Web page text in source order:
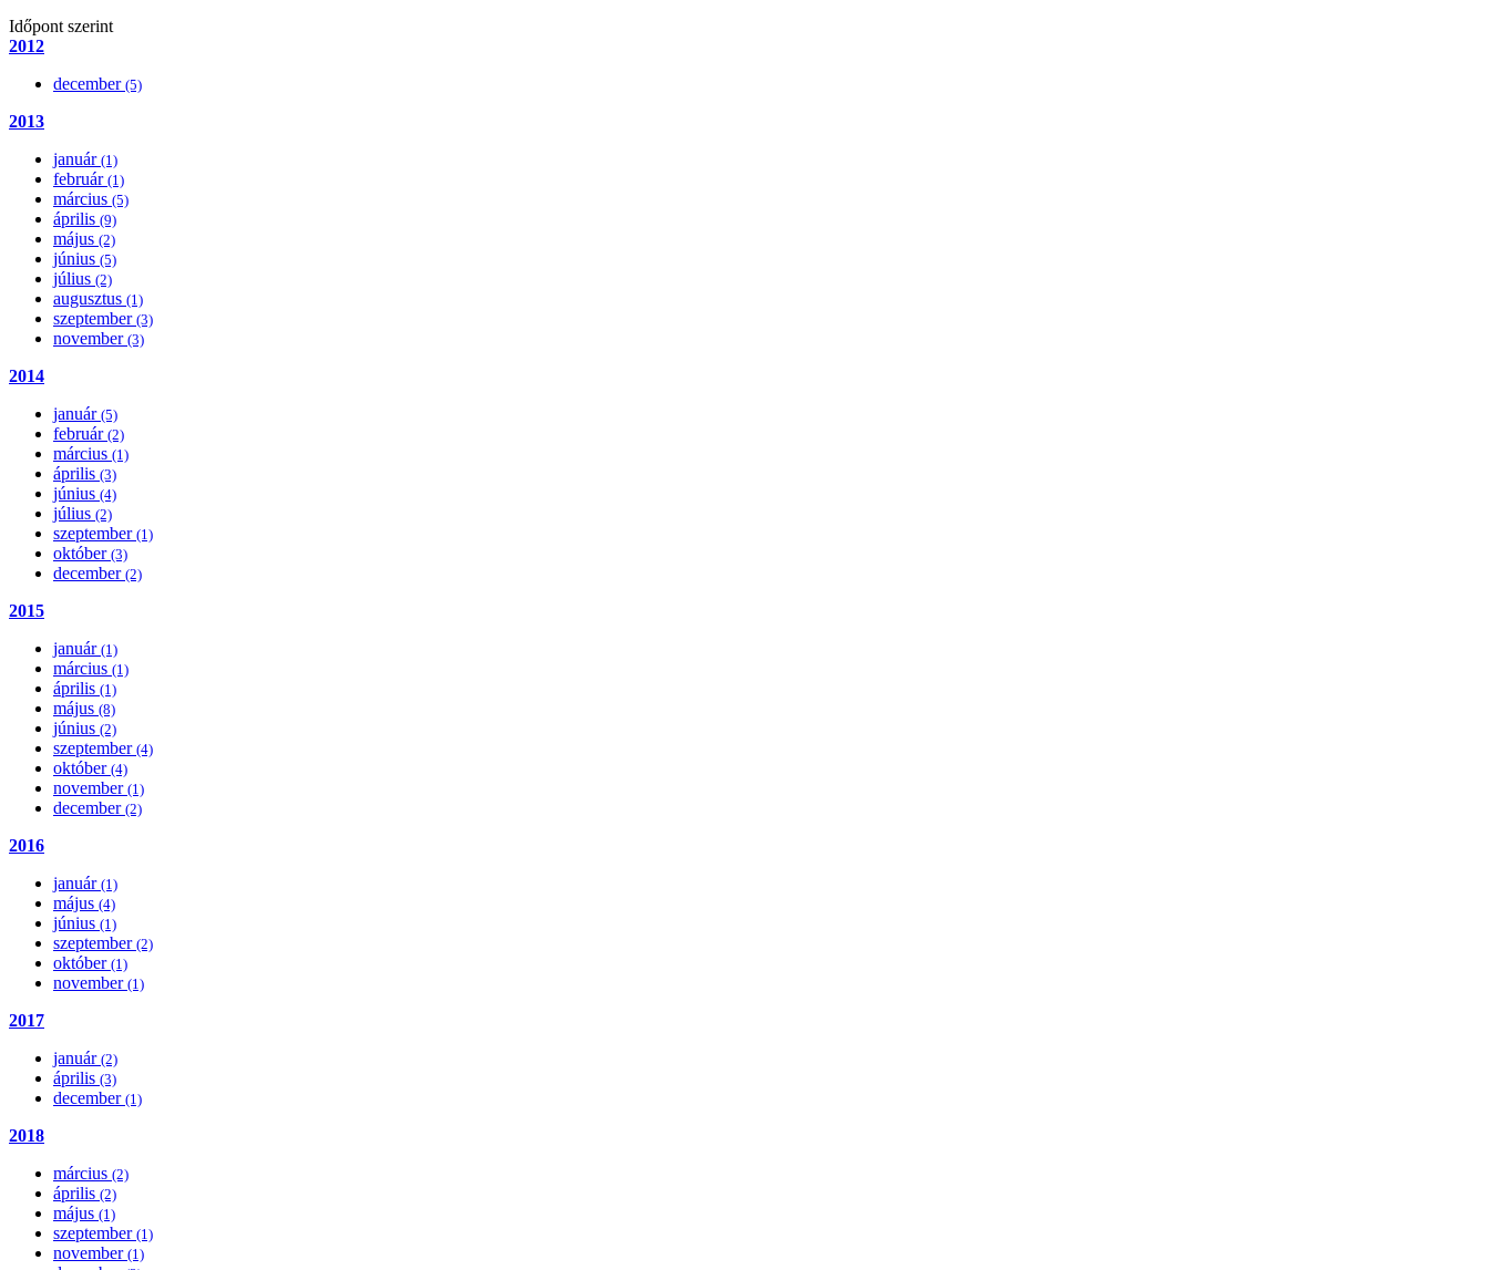
Időpont szerint
2012
december (5)
2013
január (1)
február (1)
március (5)
április (9)
május (2)
június (5)
július (2)
augusztus (1)
szeptember (3)
november (3)
2014
január (5)
február (2)
március (1)
április (3)
június (4)
július (2)
szeptember (1)
október (3)
december (2)
2015
január (1)
március (1)
április (1)
május (8)
június (2)
szeptember (4)
október (4)
november (1)
december (2)
2016
január (1)
május (4)
június (1)
szeptember (2)
október (1)
november (1)
2017
január (2)
április (3)
december (1)
2018
március (2)
április (2)
május (1)
szeptember (1)
november (1)